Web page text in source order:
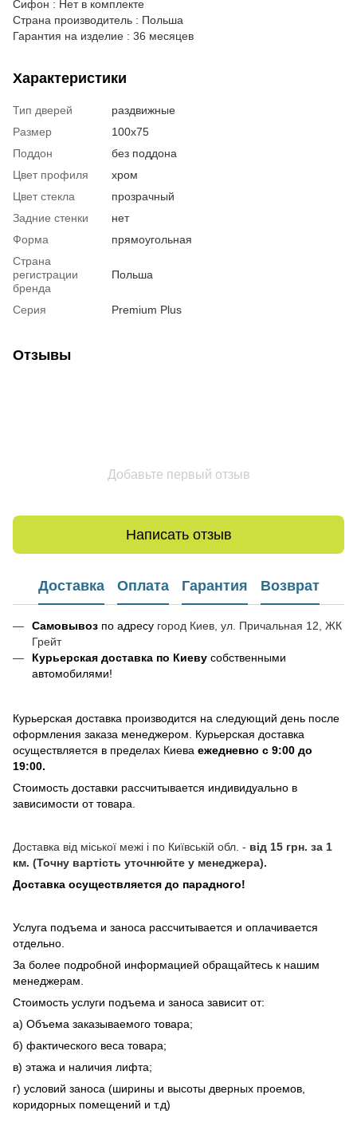
Сифон : Нет в комплекте
Страна производитель : Польша
Гарантия на изделие : 36 месяцев
Характеристики
Тип дверей
раздвижные
Размер
100x75
Поддон
без поддона
Цвет профиля
хром
Цвет стекла
прозрачный
Задние стенки
нет
Форма
прямоугольная
Страна
регистрации
бренда
Польша
Серия Premium Plus
Отзывы
Добавьте первый отзыв
Написать отзыв
Доставка Оплата Гарантия Возврат
Самовывоз по адресу город Киев, ул. Причальная 12, ЖК
Грейт
Курьерская доставка по Киеву собственными
автомобилями!
Курьерская доставка производится на следующий день после
оформления заказа менеджером. Курьерская доставка
осуществляется в пределах Киева ежедневно с 9:00 до
19:00.
Стоимость доставки рассчитывается индивидуально в
зависимости от товара.
Доставка від міської межі і по Київській обл. - від 15 грн. за 1
км. (Точну вартість уточнюйте у менеджера).
Доставка осуществляется до парадного!
Услуга подъема и заноса рассчитывается и оплачивается
отдельно.
За более подробной информацией обращайтесь к нашим
менеджерам.
Стоимость услуги подъема и заноса зависит от:
а) Объема заказываемого товара;
б) фактического веса товара;
в) этажа и наличия лифта;
г) условий заноса (ширины и высоты дверных проемов,
коридорных помещений и т.д)